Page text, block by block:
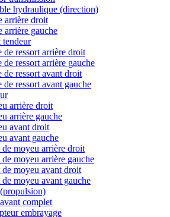
hydraulique (direction)
arrière droit
arrière gauche
tendeur
de ressort arrière droit
de ressort arrière gauche
de ressort avant droit
de ressort avant gauche
arrière droit
arrière gauche
avant droit
avant gauche
moyeu arrière droit
moyeu arrière gauche
moyeu avant droit
moyeu avant gauche
complet
embrayage